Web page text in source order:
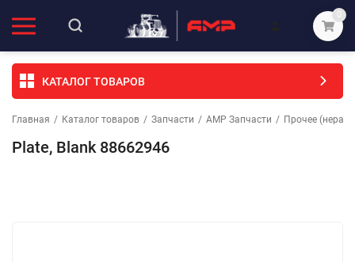
0
КАТАЛОГ ТОВАРОВ
Главная / Каталог товаров / Запчасти / АМР Запчасти / Прочее
Plate, Blank 88662946